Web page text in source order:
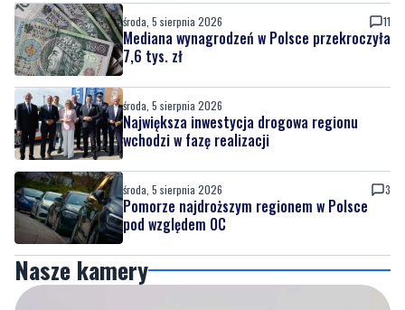
środa, 5 sierpnia 2026 11
Mediana wynagrodzeń w Polsce przekroczyła
7,6 tys. zł
środa, 5 sierpnia 2026
Największa inwestycja drogowa regionu
wchodzi w fazę realizacji
środa, 5 sierpnia 2026 3
Pomorze najdroższym regionem w Polsce
pod względem OC
Nasze kamery